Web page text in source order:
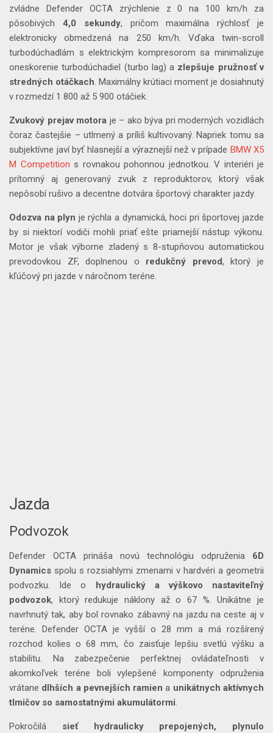
zvládne Defender OCTA zrýchlenie z 0 na 100 km/h za
pôsobivých 4,0 sekundy, pričom maximálna rýchlosť je
elektronicky obmedzená na 250 km/h. Vďaka twin-scroll
turbodúchadlám s elektrickým kompresorom sa minimalizuje
oneskorenie turbodúchadiel (turbo lag) a zlepšuje pružnosť v
stredných otáčkach. Maximálny krútiaci moment je dosiahnutý
v rozmedzí 1 800 až 5 900 otáčiek.
Zvukový prejav motora je – ako býva pri moderných vozidlách
čoraz častejšie – utlmený a príliš kultivovaný. Napriek tomu sa
subjektívne javí byť hlasnejší a výraznejší než v prípade BMW X5
M Competition s rovnakou pohonnou jednotkou. V interiéri je
prítomný aj generovaný zvuk z reproduktorov, ktorý však
nepôsobí rušivo a decentne dotvára športový charakter jazdy.
Odozva na plyn je rýchla a dynamická, hoci pri športovej jazde
by si niektorí vodiči mohli priať ešte priamejší nástup výkonu.
Motor je však výborne zladený s 8-stupňovou automatickou
prevodovkou ZF, doplnenou o redukčný prevod, ktorý je
kľúčový pri jazde v náročnom teréne.
Jazda
Podvozok
Defender OCTA prináša novú technológiu odpruženia 6D
Dynamics spolu s rozsiahlymi zmenami v hardvéri a geometrii
podvozku. Ide o hydraulický a výškovo nastaviteľný
podvozok, ktorý redukuje náklony až o 67 %. Unikátne je
navrhnutý tak, aby bol rovnako zábavný na jazdu na ceste aj v
teréne. Defender OCTA je vyšší o 28 mm a má rozšírený
rozchod kolies o 68 mm, čo zaisťuje lepšiu svetlú výšku a
stabilitu. Na zabezpečenie perfektnej ovládateľnosti v
akomkoľvek teréne boli vylepšené komponenty odpruženia
vrátane dlhších a pevnejších ramien a unikátnych aktívnych
tlmičov so samostatnými akumulátormi.
Pokročilá sieť hydraulicky prepojených, plynulo